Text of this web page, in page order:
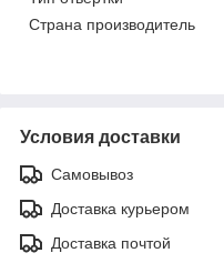
Страна производитель
Условия доставки
Самовывоз
Доставка курьером
Доставка почтой